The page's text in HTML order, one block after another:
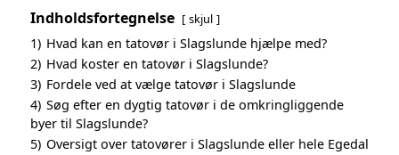
Indholdsfortegnelse skjul
1) Hvad kan en tatovør i Slagslunde hjælpe med?
2) Hvad koster en tatovør i Slagslunde?
3) Fordele ved at vælge tatovør i Slagslunde
4) Søg efter en dygtig tatovør i de omkringliggende
byer til Slagslunde?
5) Oversigt over tatovører i Slagslunde eller hele Egedal